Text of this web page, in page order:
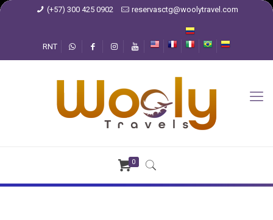
(+57) 300 425 0902 reservasctg@woolytravel.com
RNT
0